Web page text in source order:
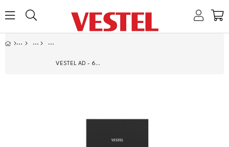
Home
Link
VESTEL AD - 63330 S SIYAH ANKASTRE DAVLUMBAZ